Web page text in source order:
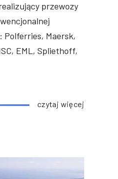
przewozy
Polferries, Maersk,
EML, Spliethoff,
czytaj więcej